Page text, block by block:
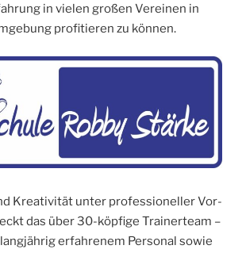
in vie­len gro­ßen Ver­ei­nen in
pro­fi­tie­ren zu können.
Kreativität unter pro­fes­sio­nel­ler Vor­
das über 30-köpfige Trai­ner­team –
erfah­re­nem Per­so­nal sowie